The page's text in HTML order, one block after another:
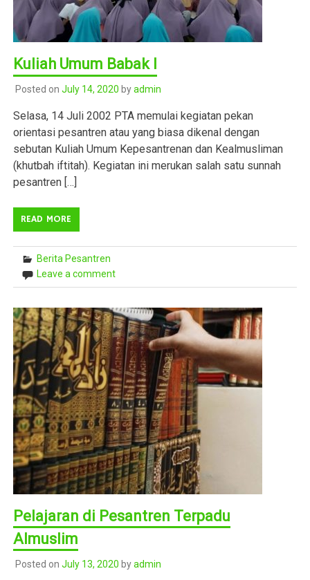
Kuliah Umum Babak I
Posted on July 14, 2020 byadmin
Selasa, 14 Juli 2002 PTA memulai kegiatan pekan
orientasi pesantren atau yang biasa dikenal dengan
sebutan Kuliah Umum Kepesantrenan dan Kealmusliman
(khutbah iftitah). Kegiatan ini merukan salah satu sunnah
pesantren […]
READ MORE
Berita Pesantren
Leave a comment
Pelajaran di Pesantren Terpadu
Almuslim
Posted on July 13, 2020 byadmin